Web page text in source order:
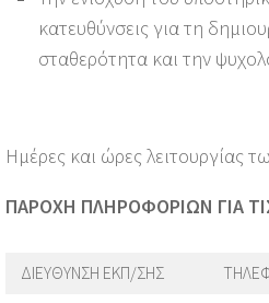
κατευθύνσεις για τη
σταθερότητα και την
Ημέρες και ώρες λειτουργίας
ΠΑΡΟΧΗ ΠΛΗΡΟΦΟΡΙΩΝ ΓΙΑ
ΔΙΕΥΘΥΝΣΗ ΕΚΠ/ΣΗΣ